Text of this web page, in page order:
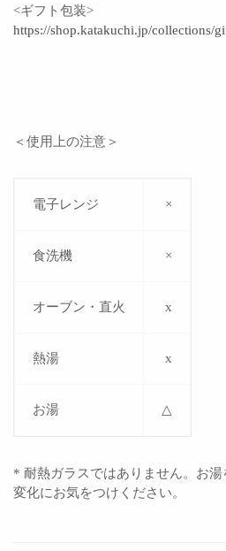
<ギフト包装>
https://shop.katakuchi.jp/collections/
＜使用上の注意＞
電子レンジ ×
食洗機 ×
オーブン・直火 x
熱湯 x
お湯 △
* 耐熱ガラスではありません。お
変化にお気をつけください。